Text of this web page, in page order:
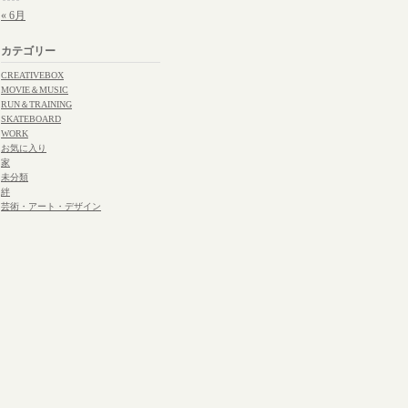
« 6月
カテゴリー
CREATIVEBOX
MOVIE＆MUSIC
RUN＆TRAINING
SKATEBOARD
WORK
お気に入り
家
未分類
絆
芸術・アート・デザイン